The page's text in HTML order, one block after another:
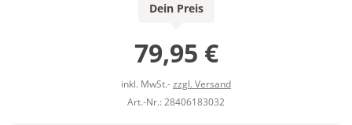
Dein Preis
79,95 €
inkl. MwSt.-zzgl. Versand
Art.-Nr.: 28406183032